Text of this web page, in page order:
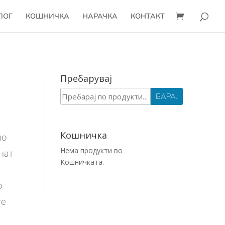
КОШНИЧКА НАРАЧКА КОНТАКТ
Пребарувај
Барај
за:
БАРАЈ
Кошничка
Нема продукти во
Кошничката.